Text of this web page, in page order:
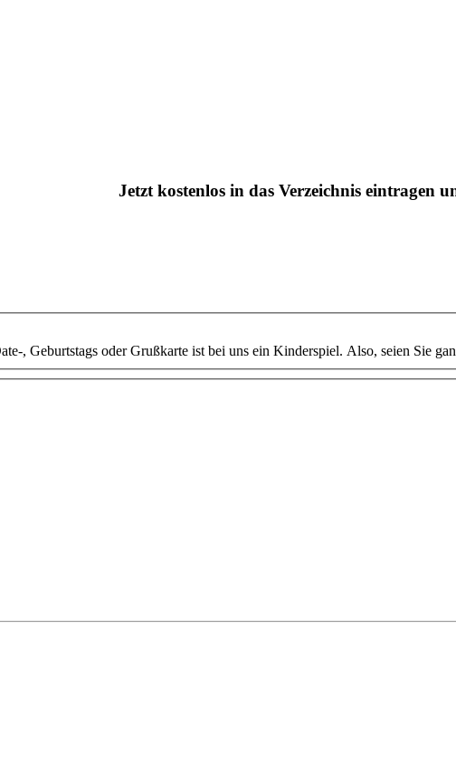
Jetzt kostenlos in das Verzeichnis eintragen
, Geburtstags oder Grußkarte ist bei uns ein Kinderspiel. Also, seien Sie